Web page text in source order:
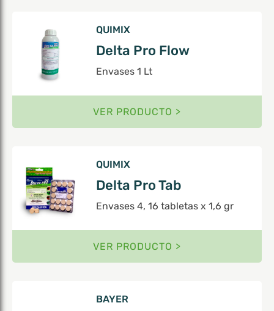
QUIMIX
Delta Pro Flow
Envases 1 Lt
VER PRODUCTO >
QUIMIX
Delta Pro Tab
Envases 4, 16 tabletas x 1,6 gr
VER PRODUCTO >
BAYER